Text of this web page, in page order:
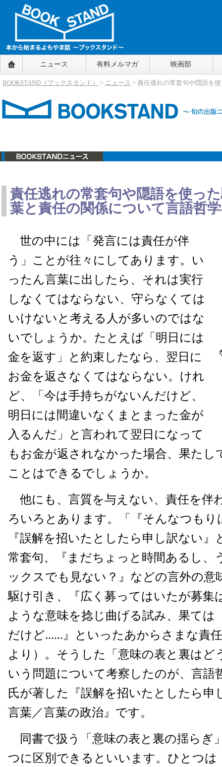
BOOKSTAND（ブックスタンド）
～本から始まるよもやま話～
BOOKSTAND（ブ
ニュース 有料メルマガ 映画部
BOOKSTAND（ブックスタンド） > ニュース > 責任逃れの常套句や隠語を
責任逃れの常套句や隠語を使っ
葉と責任の関係について言語哲
世の中には「発言には責任が伴
う」ことが往々にしてあります。い
ったん言葉に出したら、それは実行
しなくてはならない、守らなくては
いけないと考える人が多いのではな
いでしょうか。たとえば「明日には
金を返す」と約束したなら、翌日に
お金を返さなくてはならない。けれ
ど、「今は手持ちがないんだけど、
明日には間違いなくまとまった金が
入るんだ」と言われて翌日になって
もお金が返されなかった場合、果たし
ことはできるでしょうか。
他にも、言質を与えない、責任を伴
ろいろとあります。「『そんなつもり
『誤解を招いたとしたら申し訳ない
常套句、『まだちょっと時間あるし、
ックスでも見ない？』などの言外の意
駆け引き、『広く募ってはいたが募集
ような意味を捻じ曲げる試み、果ては
だけど......』といったあからさまな責
より）。そうした「意味の表と裏はど
いう問題について考察したのが、言語
氏が著した『誤解を招いたとしたら
言葉／言葉の政治』です。
同書で扱う「意味の表と裏の揺らぎ
つに区別できるといいます。ひとつは